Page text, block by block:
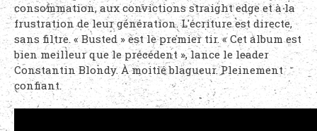
consommation, aux convictions straight edge et à la
frustration de leur génération. L'écriture est directe,
sans filtre. « Busted » est le premier tir. « Cet album est
bien meilleur que le précédent », lance le leader
Constantin Blondy. À moitié blagueur. Pleinement
confiant.